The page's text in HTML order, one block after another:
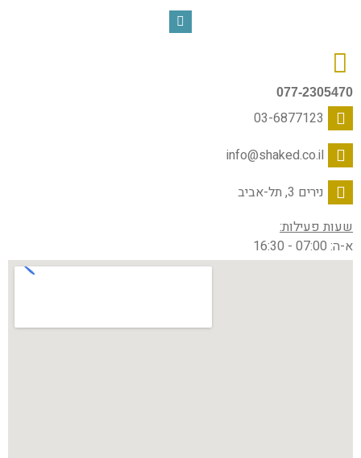
077-2305470
03-6877123
info@shaked.co.il
נירים 3, תל-אביב
שעות פעילות:
א-ה: 07:00 - 16:30